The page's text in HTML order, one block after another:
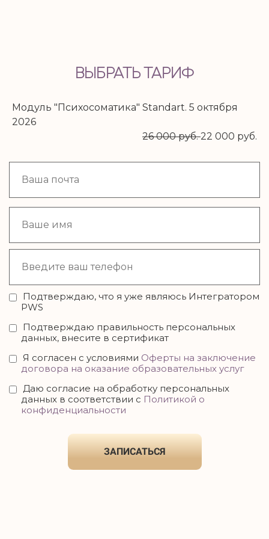
ВЫБРАТЬ ТАРИФ
Модуль "Психосоматика" Standart. 5 октября
2026
26 000 руб.22 000 руб.
Подтверждаю, что я уже являюсь Интегратором
PWS
Подтверждаю правильность персональных
данных, внесите в сертификат
Я согласен с условиями Оферты на заключение
договора на оказание образовательных услуг
Даю согласие на обработку персональных
данных в соответствии c Политикой о
конфиденциальности
ЗАПИСАТЬСЯ